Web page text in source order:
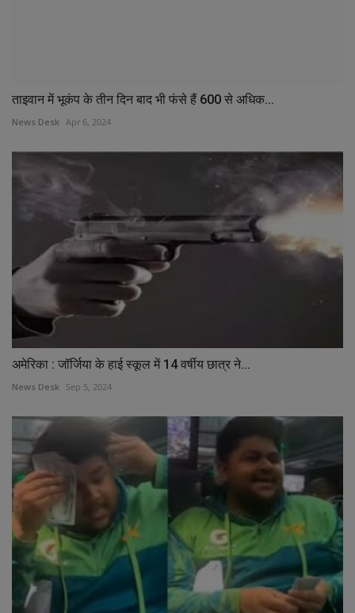
ताइवान में भूकंप के तीन दिन बाद भी फंसे हैं 600 से अधिक...
News Desk Apr 6, 2024
अमेरिका : जॉर्जिया के हाई स्कूल में 14 वर्षीय छात्र ने...
News Desk Sep 5, 2024